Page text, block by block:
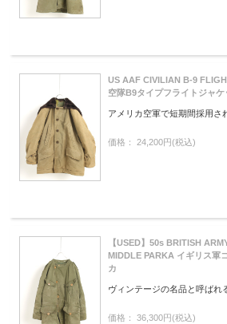
US AAF CIVILIAN B-9
空隊B9タイプフライトジャケ
アメリカ空軍で短期間採用さ
価格： 24,200円(税込)
【USED】50s BRITISH
MIDDLE PARKA イギリス軍
カ
ヴィンテージの名品と呼ばれ
価格： 36,300円(税込)